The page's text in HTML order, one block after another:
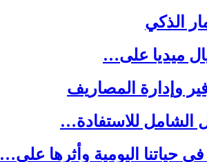
حياتنا اليومية وأثرها على…